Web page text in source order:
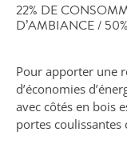
22% DE
D’AMBIANCE /
Pour apporter une
d’économies
avec côtés en bois
portes